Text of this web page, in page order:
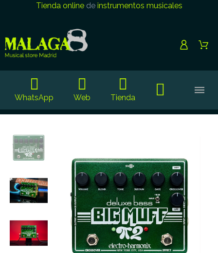
Tienda onlinede instrumentos musicales
WhatsApp Web Tienda